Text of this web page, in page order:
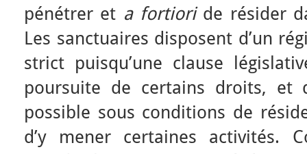
pénétrer et a fortioride résider
Les sanctuaires disposent d’un
strict puisqu’une clause
poursuite de certains droits,
possible sous conditions de
d’y mener certaines activités.